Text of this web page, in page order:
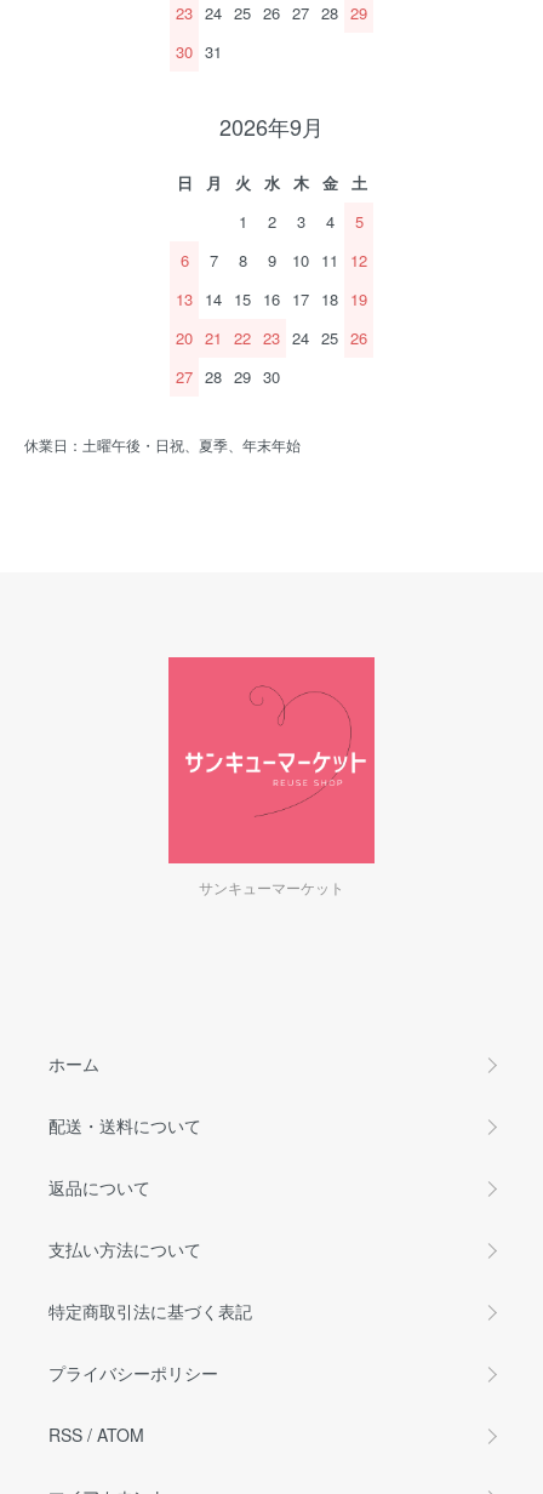
23 24 25 26 27 28 29
30 31
2026年9月
日 月 火 水 木 金
土
1
2 3 4
5
6
7 8 9 10 11
12
13 14 15 16 17 18 19
20 21 22 23 24 25 26
27 28 29 30
休業日：土曜午後・日祝、夏季、年末年始
サンキューマーケット
ホーム
配送・送料について
返品について
支払い方法について
特定商取引法に基づく表記
プライバシーポリシー
RSS / ATOM